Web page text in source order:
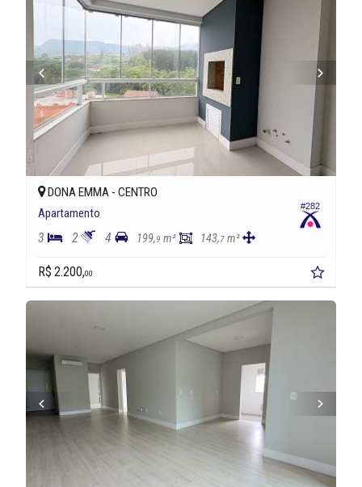
#282
DONA EMMA - CENTRO
Apartamento
3 2 4 199,9 m² 143,7 m²
R$ 2.200,00